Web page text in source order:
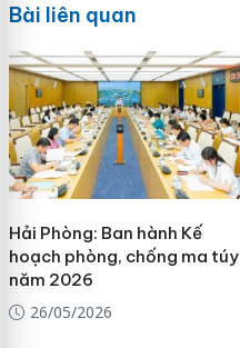
Bài liên quan
Hải Phòng: Ban hành Kế
hoạch phòng, chống ma túy
năm 2026
26/05/2026